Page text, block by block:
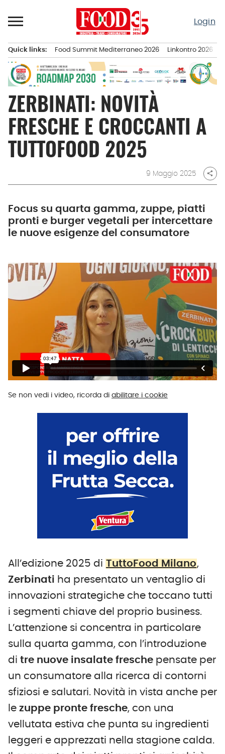
al
Login
principale
Quick links: Food Summit Mediterraneo 2026 Linkontro 2026
ZERBINATI: NOVITÀ
FRESCHE E CROCCANTI A
TUTTOFOOD 2025
9 Maggio 2025 share
Focus su quarta gamma, zuppe, piatti
pronti e burger vegetali per intercettare
le nuove esigenze del consumatore
Se non vedi i video, ricorda di abilitare i cookie
All’edizione 2025 di TuttoFood Milano,
Zerbinati ha presentato un ventaglio di
innovazioni strategiche che toccano tutti
i segmenti chiave del proprio business.
L’attenzione si concentra in particolare
sulla quarta gamma, con l’introduzione
di tre nuove insalate fresche pensate per
un consumatore alla ricerca di contorni
sfiziosi e salutari. Novità in vista anche per
le zuppe pronte fresche, con una
vellutata estiva che punta su ingredienti
leggeri e apprezzati nella stagione calda.